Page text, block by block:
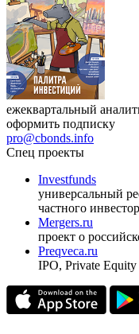
ЖурналCbonds Review
ежеквартальный
оформить подписку
pro@cbonds.info
Спец проекты
Investfunds
универсальный
частного
проект о
Preqveca.ru